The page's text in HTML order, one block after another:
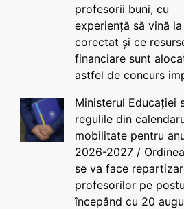
profesorii buni, cu
experiență să vină la
corectat și ce
financiare sunt
astfel de concurs
Ministerul Educației
regulile din
mobilitate pentru
2026-2027 /
se va face
profesorilor pe
începând cu 20